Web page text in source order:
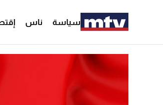
سياسة ناس